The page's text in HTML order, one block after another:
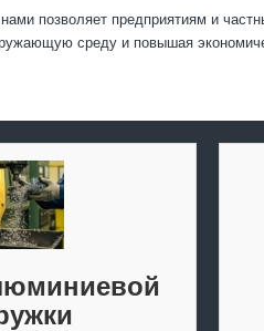
позволяет предприятиям и
среду и повышая